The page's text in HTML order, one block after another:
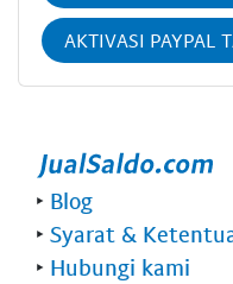
AKTIVASI PAYPAL
‣ Blog
‣ Syarat &
‣ Hubungi kami